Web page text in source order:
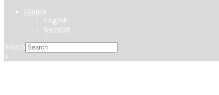
Danish
English
Swedish
Search
×